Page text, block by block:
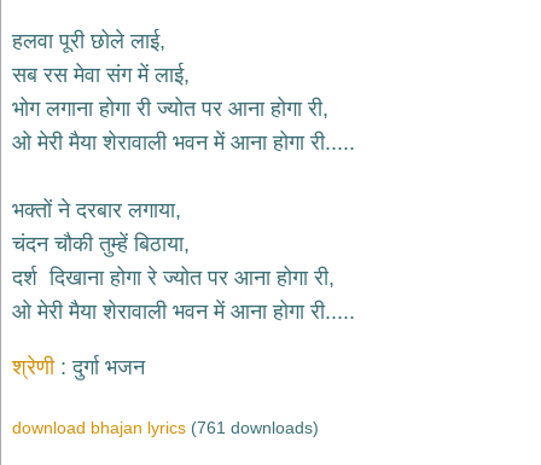
ganesh
bhajans
राम
भजन
raam
गुरुदेव
भजन
gurudev
bhajans
विविध
miscellaneous
bhajans
भजन
हलवा पूरी छोले लाई,
सब रस मेवा संग में लाई,
भोग लगाना होगा री ज्योत पर आना होगा री,
ओ मेरी मैया शेरावाली भवन में आना होगा री.....
भक्तों ने दरबार लगाया,
चंदन चौकी तुम्हें बिठाया,
दर्श दिखाना होगा रे ज्योत पर आना होगा री,
ओ मेरी मैया शेरावाली भवन में आना होगा री.....
श्रेणी दुर्गा भजन
download bhajan lyrics (761 downloads)